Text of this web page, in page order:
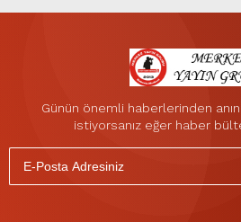
Günün önemli haberlerinden
istiyorsanız eğer haber